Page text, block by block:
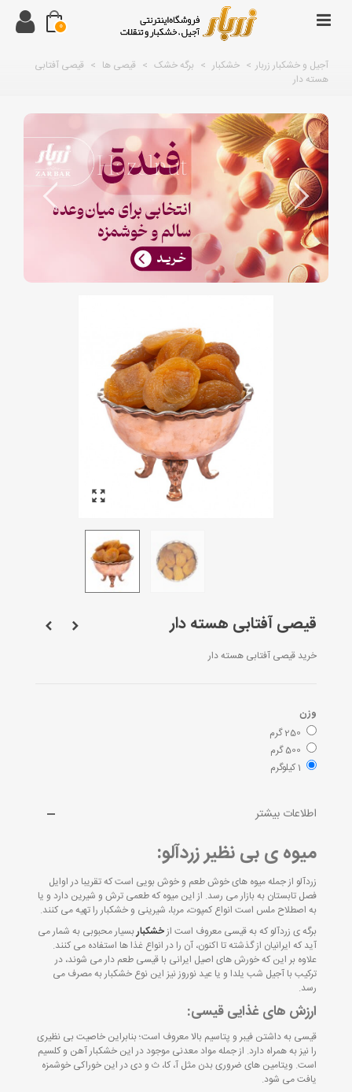
0
آجیل و خشکبار زربار > خشکبار > برگه خشک > قیصی ها > قیصی آفتابی
هسته دار
قیصی آفتابی هسته دار
خرید قیصی آفتابی هسته دار
وزن
250 گرم
500 گرم
1 کیلوگرم
اطلاعات بیشتر
میوه ی بی نظیر زردآلو:
زردآلو از جمله میوه های خوش طعم و خوش بویی است که تقریبا در اوایل
فصل تابستان به بازار می رسد. از این میوه که طعمی ترش و شیرین دارد و یا
به اصطلاح ملس است انواع کمپوت، مربا، شیرینی و خشکبار را تهیه می کنند.
برگه ی زردآلو که به قیسی معروف است ازخشکباربسیار محبوبی به شمار می
آید که ایرانیان از گذشته تا اکنون، آن را در انواع غذا ها استفاده می کنند.
علاوه بر این که خورش های اصیل ایرانی با قیسی طعم دار می شوند، در
ترکیب با آجیل شب یلدا و یا عید نوروز نیز این نوع خشکبار به مصرف می
رسد.
ارزش های غذایی قیسی:
قیسی به داشتن فیبر و پتاسیم بالا معروف است؛ بنابراین خاصیت بی نظیری
را نیز به همراه دارد. از جمله مواد معدنی موجود در این خشکبار آهن و کلسیم
است. ویتامین های ضروری بدن مثل آ، کا، ث و دی در این خوراکی خوشمزه
یافت می شود.